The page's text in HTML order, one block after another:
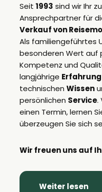
Seit 1993 sind wir Ihr
Ansprechpartner für
Verkauf von
Als familiengeführtes
besonderen Wert auf
Kompetenz und
langjährige Erfahrung
technischen Wissen
persönlichen Service.
einen Termin, lernen
überzeugen Sie sich
Wir freuen uns auf
Weiter lesen